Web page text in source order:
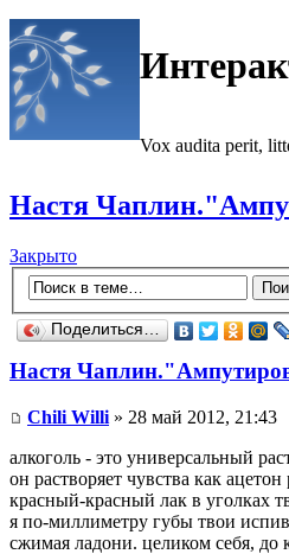
Vox audita perit,
Настя
Закрыто
Поделиться…
Настя
Chili Willi » 28 май 2012, 21:43
алкоголь - это универсальный
он растворяет чувства как ацетон
красный-красный лак в уголках
я по-миллиметру губы твои
сжимая ладони. целиком себя, до